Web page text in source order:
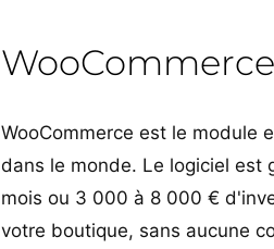
WooCommerce est le module
dans le monde. Le logiciel est
mois ou 3 000 à 8 000 €
votre boutique, sans aucune